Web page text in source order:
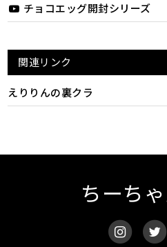
チョコエッグ開封シリーズ
関連リンク
えりりんの裏クラ
ちーち